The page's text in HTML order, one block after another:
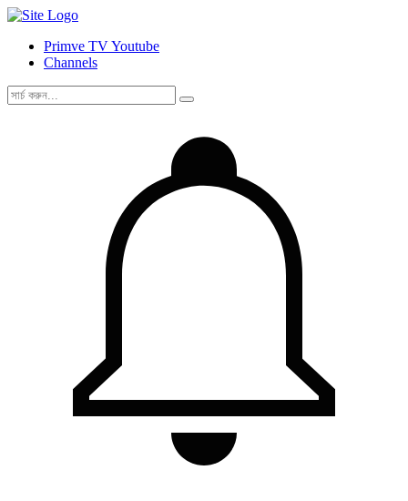
Primve TV Youtube
Channels